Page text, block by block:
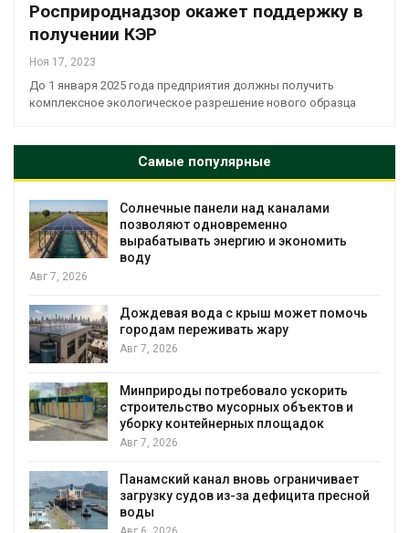
Росприроднадзор окажет поддержку в
получении КЭР
Ноя 17, 2023
До 1 января 2025 года предприятия должны получить
комплексное экологическое разрешение нового образца
Самые популярные
панели над каналами
одновременно
энергию и экономить
вода с крыш может помочь
жару
потребовало ускорить
мусорных объектов и
площадок
канал вновь ограничивает
из-за дефицита пресной
Учёные
Авг 6, 2026
сентябре
биомассы из-
рубок
Авг 6, 2026
новые места